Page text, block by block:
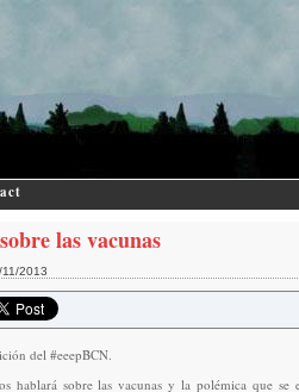
las vacunas
2013
del #eeepBCN.
hablará sobre las vacunas y la polémica que se